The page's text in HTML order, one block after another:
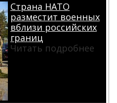
Страна НАТО
разместит военных
вблизи российских
границ
Читать подробнее